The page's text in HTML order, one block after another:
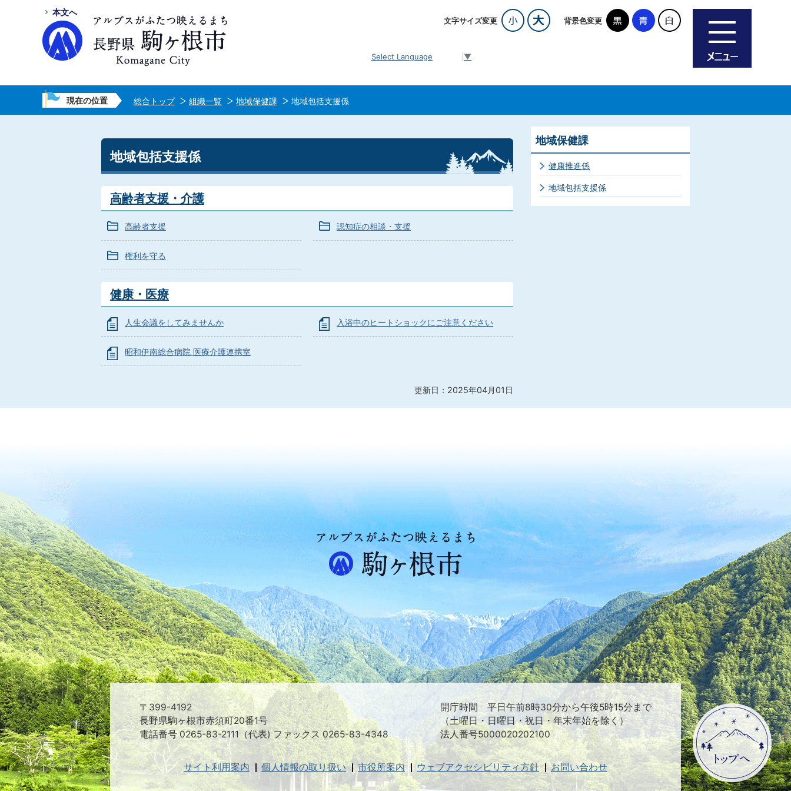
本文へ
文字サイズ変更 背景色変更
Select Language ▼
現在の位置 総合トップ 組織一覧 地域保健課 地域包括支援係
地域包括支援係
高齢者支援・介護
高齢者支援 認知症の相談・支援
権利を守る
健康・医療
人生会議をしてみませんか 入浴中のヒートショックにご注意ください
昭和伊南総合病院 医療介護連携室
更新日：2025年04月01日
地域保健課
健康推進係
地域包括支援係
ア
ル
た
つ
映
え
る
ま
ち
駒
ヶ
根
市
〒399-4192
長野県駒ヶ根市赤須町20番1号
電話番号 0265-83-2111（代表) ファックス 0265-83-4348
開庁時間 平日午前8時30分から午後5時15分まで
（土曜日・日曜日・祝日・年末年始を除く）
法人番号5000020202100
サイト利用案内 個人情報の取り扱い 市役所案内 ウェブアクセシビリティ方針 お問い合わせ